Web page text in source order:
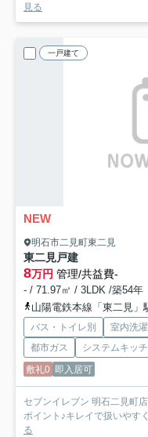
見る
一戸建て
NEW
明石市二見町東二見
東二見戸建
8万円 管理/共益費-
- / 71.97㎡ / 3LDK /築54年
山陽電鉄本線「東二見」
バス・トイレ別 室内洗
都市ガス
システムキッ
敷礼0 即入居可
セブンイレブン 明石二見町
ポイント♪キレイで扱いやす
る